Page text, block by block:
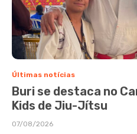
Últimas notícias
Buri se destaca no
Kids de Jiu-Jítsu
07/08/2026